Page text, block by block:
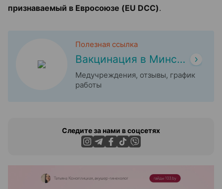
признаваемый в Евросоюзе (EU DCC).
Полезная ссылка
Вакцинация в Минске
Медучреждения, отзывы, график
работы
Следите за нами в соцсетях